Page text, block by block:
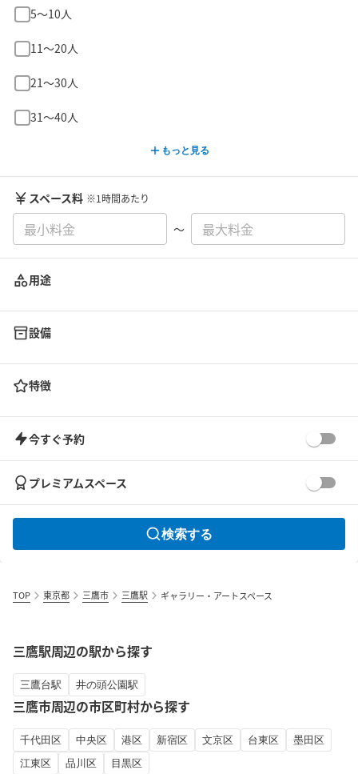
5〜10人
11〜20人
21〜30人
31〜40人
もっと見る
スペース料 ※1時間あたり
〜
用途
設備
特徴
今すぐ予約
プレミアムスペース
検索する
TOP 東京都 三鷹市 三鷹駅 ギャラリー・アートスペース
三鷹駅周辺の駅から探す
三鷹台駅 井の頭公園駅
三鷹市周辺の市区町村から探す
千代田区 中央区 港区 新宿区 文京区 台東区
墨田区
江東区
品川区 目黒区